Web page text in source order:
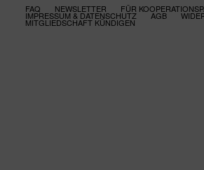
FAQ
NEWSLETTER FÜR
IMPRESSUM & DATENSCHUTZ AGB
MITGLIEDSCHAFT KÜNDIGEN